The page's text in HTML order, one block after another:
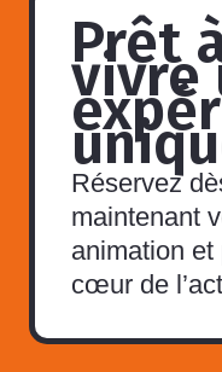
Prêt
vivre
Réservez
maintenant
animation et
cœur de